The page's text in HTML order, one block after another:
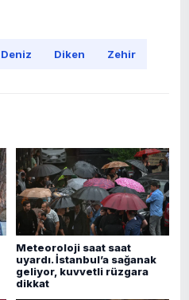
Deniz Diken Zehir
Meteoroloji saat saat
uyardı. İstanbul’a sağanak
geliyor, kuvvetli rüzgara
dikkat